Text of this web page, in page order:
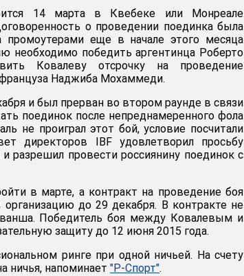
14 марта в Квебеке или Монреале
о проведении поединка была
промоутерами еще в начале этого месяца
необходимо победить аргентинца Роберто
Ковалеву отсрочку на проведение
Наджиба Мохаммеди.
и был прерван во втором раунде в связи
поединок после непреднамеренного фола
не проиграл этот бой, условие посчитали
директоров IBF удовлетворил просьбу
провести россиянину поединок с
в марте, а контракт на проведение боя
до 29 декабря. В контракте не
Победитель боя между Ковалевым и
защиту до 12 июня 2015 года.
ринге при одной ничьей. На счету
ничья, напоминает "Р-Спорт".